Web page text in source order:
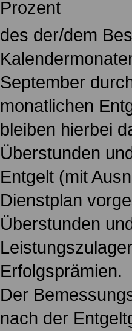
Prozent
des der/dem
September
monatlichen
bleiben hierbei
Überstunden
Entgelt (mit
Dienstplan
Überstunden
Erfolgsprämien.
Der
nach der